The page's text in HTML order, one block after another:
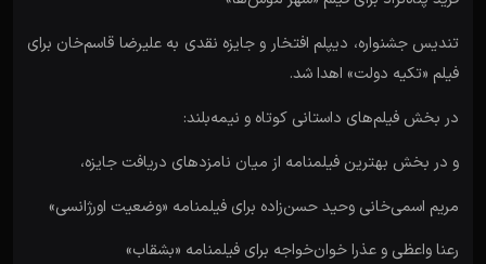
تندیس جشنواره، دیپلم افتخار و جایزه نقدی به علیرضا قاسم‌خان برای
فیلم «تکیه دولت» اهدا شد.
در بخش فیلم‌های داستانی کوتاه و نیمه‌بلند:
و در بخش بهترین فیلمنامه از میان نامزدهای دریافت جایزه،
مریم اسمی‌خانی وحید حسن‌زاده برای فیلمنامه «وضعیت اورژانسی»
رعنا واعظی و عذرا خوان‌خواجه برای فیلمنامه «بشقاب»